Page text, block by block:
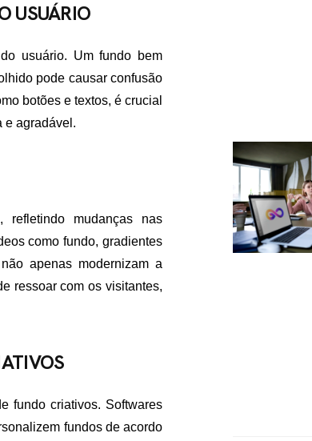
FALE CONOSCO
contato@eamidiadigital.com.br
USUÁRIO
usuário. Um fundo bem
pode causar confusão
botões e textos, é crucial
e agradável.
mudanças nas
como fundo, gradientes
apenas modernizam a
ressoar com os visitantes,
fundo criativos. Softwares
fundos de acordo